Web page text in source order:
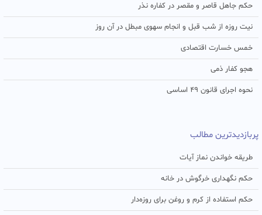
حکم جاهل قاصر و مقصر در کفاره نذر
نیت روزه از شب قبل و انجام سهوی مبطل در آن روز
خمس خسارت اقتصادی
هجو کفار ذمی
نحوه اجرای قانون ۴۹ اساسی
پربازدیدترین مطالب
طریقه خواندن نماز آیات
حکم نگهداری خرگوش در خانه
حکم استفاده از کرم و روغن برای روزه‌دار